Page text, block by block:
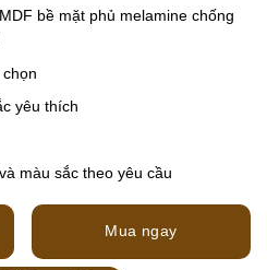
bề mặt phủ melamine chống
yêu thích
màu sắc theo yêu cầu
Mua ngay